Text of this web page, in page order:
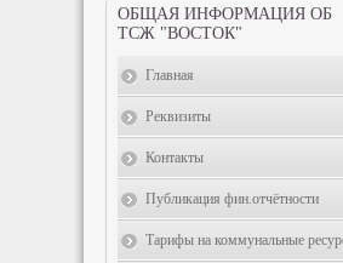
ОБЩАЯ ИНФОРМАЦИЯ ОБ
ТСЖ "ВОСТОК"
Главная
Реквизиты
Контакты
Публикация фин.отчётности
Тарифы на коммунальные